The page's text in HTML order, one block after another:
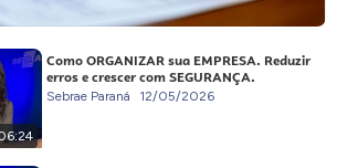
Como ORGANIZAR sua EMPRESA. Reduzir
erros e crescer com SEGURANÇA.
Sebrae Paraná 12/05/2026